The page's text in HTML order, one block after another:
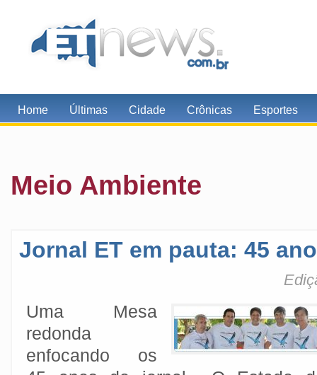
Home Últimas Cidade Crônicas Esportes
Meio Ambiente
Jornal ET em pauta: 45
Uma Mesa
redonda
enfocando os